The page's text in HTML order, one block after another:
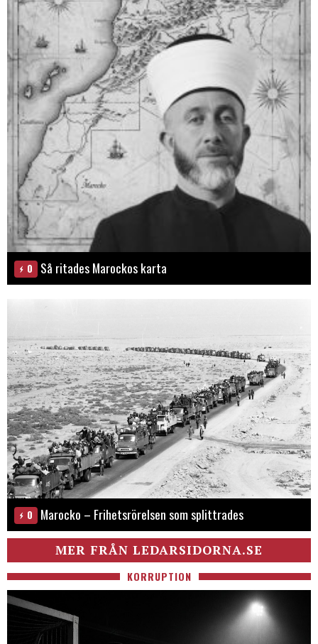
0 Så ritades Marockos karta
0 Marocko – Frihetsrörelsen som splittrades
MER FRÅN LEDARSIDORNA.SE
KORRUPTION